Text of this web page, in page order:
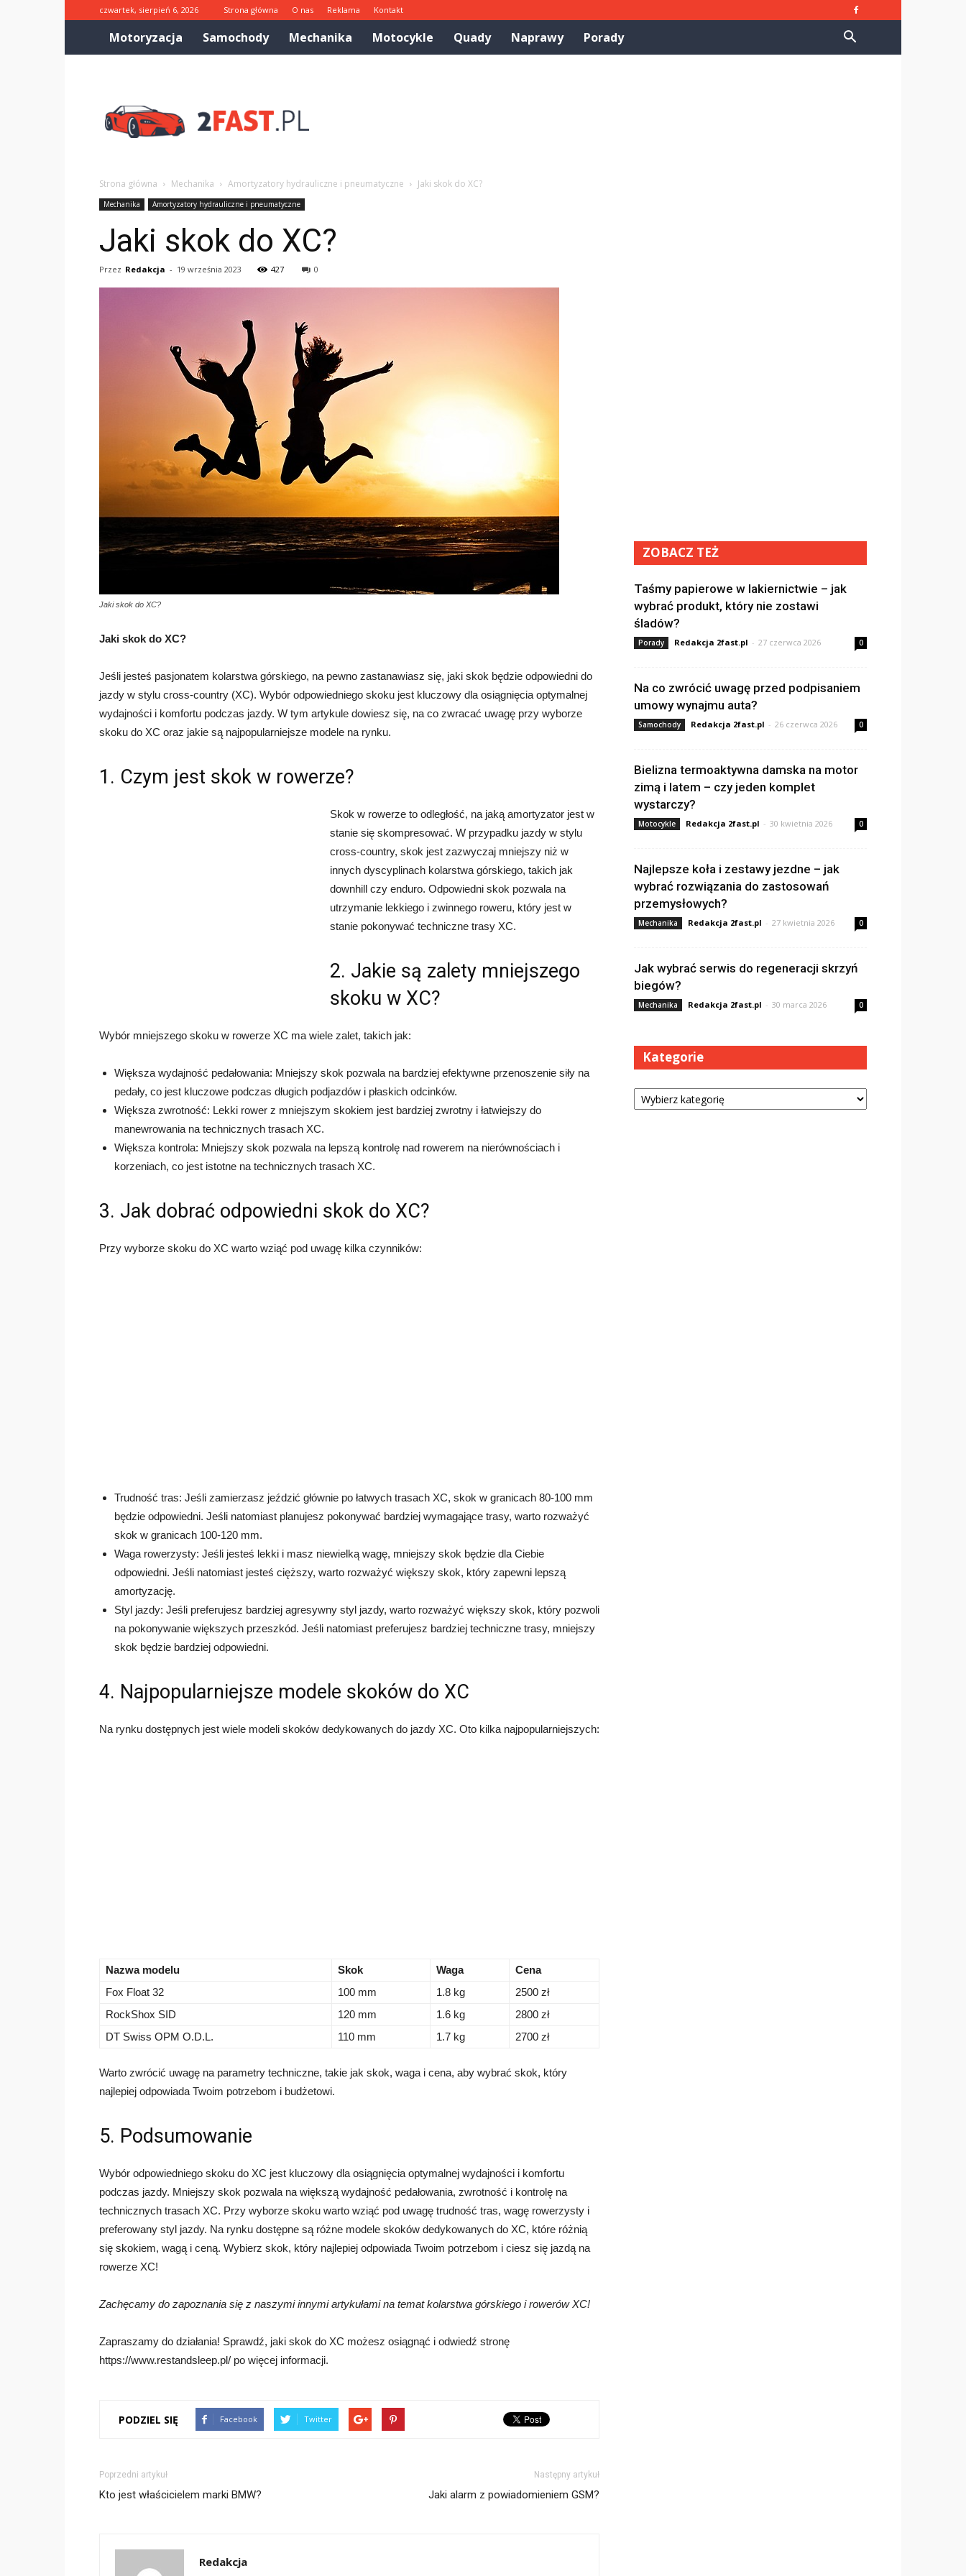
czwartek, sierpień 6, 2026 Strona główna O nas Reklama Kontakt
Motoryzacja Samochody Mechanika Motocykle Quady Naprawy Porady
Strona główna Mechanika Amortyzatory hydrauliczne i pneumatyczne Jaki skok do XC?
Mechanika Amortyzatory hydrauliczne i pneumatyczne
Jaki skok do XC?
Przez Redakcja - 19 września 2023 427 0
Jaki skok do XC?
Jaki skok do XC?
Jeśli jesteś pasjonatem kolarstwa górskiego, na pewno zastanawiasz się, jaki skok będzie odpowiedni do
jazdy w stylu cross-country (XC). Wybór odpowiedniego skoku jest kluczowy dla osiągnięcia optymalnej
wydajności i komfortu podczas jazdy. W tym artykule dowiesz się, na co zwracać uwagę przy wyborze
skoku do XC oraz jakie są najpopularniejsze modele na rynku.
1. Czym jest skok w rowerze?
Skok w rowerze to odległość, na jaką amortyzator jest w
stanie się skompresować. W przypadku jazdy w stylu
cross-country, skok jest zazwyczaj mniejszy niż w
innych dyscyplinach kolarstwa górskiego, takich jak
downhill czy enduro. Odpowiedni skok pozwala na
utrzymanie lekkiego i zwinnego roweru, który jest w
stanie pokonywać techniczne trasy XC.
2. Jakie są zalety mniejszego
skoku w XC?
Wybór mniejszego skoku w rowerze XC ma wiele zalet, takich jak:
Większa wydajność pedałowania: Mniejszy skok pozwala na bardziej efektywne przenoszenie siły na
pedały, co jest kluczowe podczas długich podjazdów i płaskich odcinków.
Większa zwrotność: Lekki rower z mniejszym skokiem jest bardziej zwrotny i łatwiejszy do
manewrowania na technicznych trasach XC.
Większa kontrola: Mniejszy skok pozwala na lepszą kontrolę nad rowerem na nierównościach i
korzeniach, co jest istotne na technicznych trasach XC.
3. Jak dobrać odpowiedni skok do XC?
Przy wyborze skoku do XC warto wziąć pod uwagę kilka czynników:
Trudność tras: Jeśli zamierzasz jeździć głównie po łatwych trasach XC, skok w granicach 80-100 mm
będzie odpowiedni. Jeśli natomiast planujesz pokonywać bardziej wymagające trasy, warto rozważyć
skok w granicach 100-120 mm.
Waga rowerzysty: Jeśli jesteś lekki i masz niewielką wagę, mniejszy skok będzie dla Ciebie
odpowiedni. Jeśli natomiast jesteś cięższy, warto rozważyć większy skok, który zapewni lepszą
amortyzację.
Styl jazdy: Jeśli preferujesz bardziej agresywny styl jazdy, warto rozważyć większy skok, który pozwoli
na pokonywanie większych przeszkód. Jeśli natomiast preferujesz bardziej techniczne trasy, mniejszy
skok będzie bardziej odpowiedni.
4. Najpopularniejsze modele skoków do XC
Na rynku dostępnych jest wiele modeli skoków dedykowanych do jazdy XC. Oto kilka najpopularniejszych:
Nazwa modelu Skok Waga
Cena
Fox Float 32
100 mm 1.8 kg
2500 zł
RockShox SID
120 mm 1.6 kg
2800 zł
DT Swiss OPM O.D.L.
110 mm 1.7 kg 2700 zł
Warto zwrócić uwagę na parametry techniczne, takie jak skok, waga i cena, aby wybrać skok, który
najlepiej odpowiada Twoim potrzebom i budżetowi.
5. Podsumowanie
Wybór odpowiedniego skoku do XC jest kluczowy dla osiągnięcia optymalnej wydajności i komfortu
podczas jazdy. Mniejszy skok pozwala na większą wydajność pedałowania, zwrotność i kontrolę na
technicznych trasach XC. Przy wyborze skoku warto wziąć pod uwagę trudność tras, wagę rowerzysty i
preferowany styl jazdy. Na rynku dostępne są różne modele skoków dedykowanych do XC, które różnią
się skokiem, wagą i ceną. Wybierz skok, który najlepiej odpowiada Twoim potrzebom i ciesz się jazdą na
rowerze XC!
Zachęcamy do zapoznania się z naszymi innymi artykułami na temat kolarstwa górskiego i rowerów XC!
Zapraszamy do działania! Sprawdź, jaki skok do XC możesz osiągnąć i odwiedź stronę
https://www.restandsleep.pl/ po więcej informacji.
PODZIEL SIĘ Facebook Twitter
Poprzedni artykuł
Kto jest właścicielem marki BMW?
Następny artykuł
Jaki alarm z powiadomieniem GSM?
Redakcja
ZOBACZ TEŻ
Taśmy papierowe w lakiernictwie – jak
wybrać produkt, który nie zostawi
śladów?
Porady Redakcja 2fast.pl - 27 czerwca 2026 0
Na co zwrócić uwagę przed podpisaniem
umowy wynajmu auta?
Samochody Redakcja 2fast.pl - 26 czerwca 2026 0
Bielizna termoaktywna damska na motor
zimą i latem – czy jeden komplet
wystarczy?
Motocykle Redakcja 2fast.pl - 30 kwietnia 2026 0
Najlepsze koła i zestawy jezdne – jak
wybrać rozwiązania do zastosowań
przemysłowych?
Mechanika Redakcja 2fast.pl - 27 kwietnia 2026 0
Jak wybrać serwis do regeneracji skrzyń
biegów?
Mechanika Redakcja 2fast.pl - 30 marca 2026 0
Kategorie
Kategorie